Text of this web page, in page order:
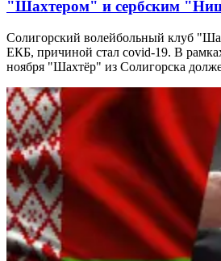
"Шахтером" и сербским
Солигорский волейбольный клуб
ЕКБ, причиной стал covid-19. В
ноября "Шахтёр" из Солигорска